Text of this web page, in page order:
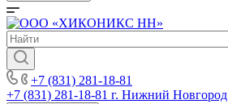
+7 (831) 281-18-81
+7 (831) 281-18-81 г. Нижний Новгород